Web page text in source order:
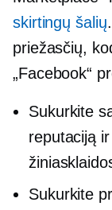
skirtingų šalių
priežasčių,
„Facebook“
Sukurkite
reputaciją
Sukurkite